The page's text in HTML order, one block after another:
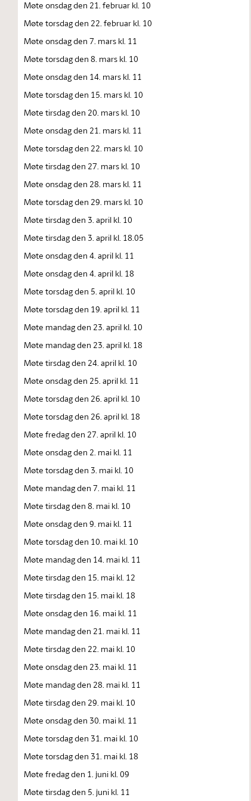
Møte onsdag den 21. februar kl. 10
Møte torsdag den 22. februar kl. 10
Møte onsdag den 7. mars kl. 11
Møte torsdag den 8. mars kl. 10
Møte onsdag den 14. mars kl. 11
Møte torsdag den 15. mars kl. 10
Møte tirsdag den 20. mars kl. 10
Møte onsdag den 21. mars kl. 11
Møte torsdag den 22. mars kl. 10
Møte tirsdag den 27. mars kl. 10
Møte onsdag den 28. mars kl. 11
Møte torsdag den 29. mars kl. 10
Møte tirsdag den 3. april kl. 10
Møte tirsdag den 3. april kl. 18.05
Møte onsdag den 4. april kl. 11
Møte onsdag den 4. april kl. 18
Møte torsdag den 5. april kl. 10
Møte torsdag den 19. april kl. 11
Møte mandag den 23. april kl. 10
Møte mandag den 23. april kl. 18
Møte tirsdag den 24. april kl. 10
Møte onsdag den 25. april kl. 11
Møte torsdag den 26. april kl. 10
Møte torsdag den 26. april kl. 18
Møte fredag den 27. april kl. 10
Møte onsdag den 2. mai kl. 11
Møte torsdag den 3. mai kl. 10
Møte mandag den 7. mai kl. 11
Møte tirsdag den 8. mai kl. 10
Møte onsdag den 9. mai kl. 11
Møte torsdag den 10. mai kl. 10
Møte mandag den 14. mai kl. 11
Møte tirsdag den 15. mai kl. 12
Møte tirsdag den 15. mai kl. 18
Møte onsdag den 16. mai kl. 11
Møte mandag den 21. mai kl. 11
Møte tirsdag den 22. mai kl. 10
Møte onsdag den 23. mai kl. 11
Møte mandag den 28. mai kl. 11
Møte tirsdag den 29. mai kl. 10
Møte onsdag den 30. mai kl. 11
Møte torsdag den 31. mai kl. 10
Møte torsdag den 31. mai kl. 18
Møte fredag den 1. juni kl. 09
Møte tirsdag den 5. juni kl. 11